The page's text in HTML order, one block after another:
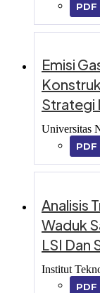
PDF
Emisi
Strategi
Universitas
PDF
Analisis
Waduk
LSI Dan
Institut
PDF